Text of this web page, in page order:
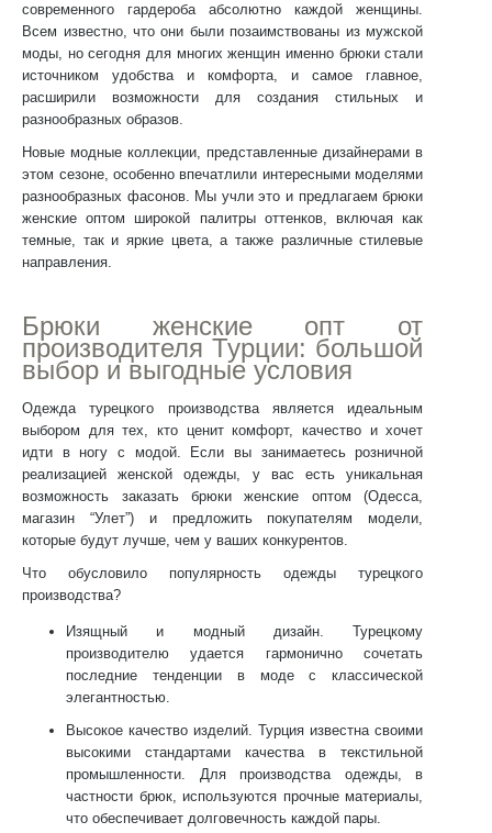
современного гардероба абсолютно каждой женщины.
Всем известно, что они были позаимствованы из мужской
моды, но сегодня для многих женщин именно брюки стали
источником удобства и комфорта, и самое главное,
расширили возможности для создания стильных и
разнообразных образов.
Новые модные коллекции, представленные дизайнерами в
этом сезоне, особенно впечатлили интересными моделями
разнообразных фасонов. Мы учли это и предлагаембрюки
женские оптом широкой палитры оттенков, включая как
темные, так и яркие цвета, а также различные стилевые
направления.
Брюки женские опт от
производителя Турции: большой
выбор и выгодные условия
Одежда турецкого производства является идеальным
выбором для тех, кто ценит комфорт, качество и хочет
идти в ногу с модой. Если вы занимаетесь розничной
реализацией женской одежды, у вас есть уникальная
возможность заказать брюки женские оптом (Одесса,
магазин “Улет”) и предложить покупателям модели,
которые будут лучше, чем у ваших конкурентов.
Что обусловило популярность одежды турецкого
производства?
Изящный и модный дизайн. Турецкому
производителю удается гармонично сочетать
последние тенденции в моде с классической
элегантностью.
Высокое качество изделий. Турция известна своими
высокими стандартами качества в текстильной
промышленности. Для производства одежды, в
частности брюк, используются прочные материалы,
что обеспечивает долговечность каждой пары.